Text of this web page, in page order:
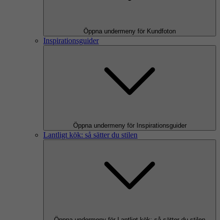
Öppna undermeny för Kundfoton
Inspirationsguider
Öppna undermeny för Inspirationsguider
Lantligt kök: så sätter du stilen